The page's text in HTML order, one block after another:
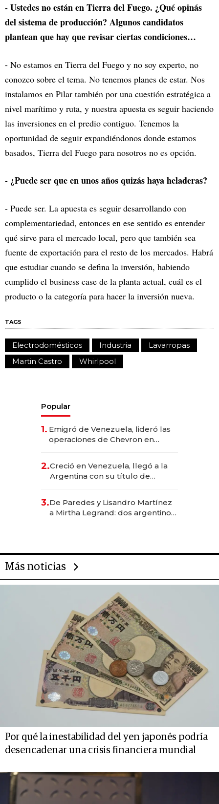
- Ustedes no están en Tierra del Fuego. ¿Qué opinás
del sistema de producción? Algunos candidatos
plantean que hay que revisar ciertas condiciones…
- No estamos en Tierra del Fuego y no soy experto, no
conozco sobre el tema. No tenemos planes de estar. Nos
instalamos en Pilar también por una cuestión estratégica a
nivel marítimo y ruta, y nuestra apuesta es seguir haciendo
las inversiones en el predio contiguo. Tenemos la
oportunidad de seguir expandiéndonos donde estamos
basados, Tierra del Fuego para nosotros no es opción.
- ¿Puede ser que en unos años quizás haya heladeras?
- Puede ser. La apuesta es seguir desarrollando con
complementariedad, entonces en ese sentido es entender
qué sirve para el mercado local, pero que también sea
fuente de exportación para el resto de los mercados. Habrá
que estudiar cuando se defina la inversión, habiendo
cumplido el business case de la planta actual, cuál es el
producto o la categoría para hacer la inversión nueva.
TAGS
Electrodomésticos Industria
Lavarropas
Martin Castro
Whirlpool
Popular
1. Emigró de Venezuela, lideró las
operaciones de Chevron en
2.Creció en Venezuela, llegó a la
Argentina con su título de
las marcas "fast premium"
3.De Paredes y Lisandro Martínez
a Mirtha Legrand: dos argentinos
Más noticias
Por qué la inestabilidad del yen japonés podría
desencadenar una crisis financiera mundial